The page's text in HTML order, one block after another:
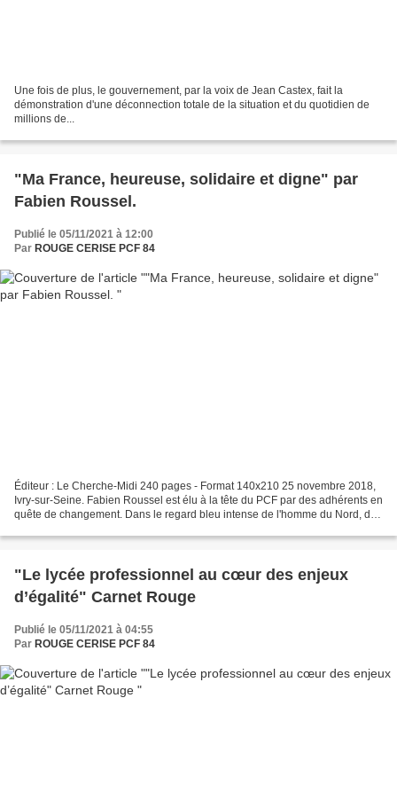
Une fois de plus, le gouvernement, par la voix de Jean Castex, fait la
démonstration d'une déconnection totale de la situation et du quotidien de
millions de...
"Ma France, heureuse, solidaire et digne" par
Fabien Roussel.
Publié le 05/11/2021 à 12:00
Par ROUGE CERISE PCF 84
Éditeur : Le Cherche-Midi 240 pages - Format 140x210 25 novembre 2018,
Ivry-sur-Seine. Fabien Roussel est élu à la tête du PCF par des adhérents en
quête de changement. Dans le regard bleu intense de l'homme du Nord, des
"Le lycée professionnel au cœur des enjeux
d’égalité" Carnet Rouge
Publié le 05/11/2021 à 04:55
Par ROUGE CERISE PCF 84